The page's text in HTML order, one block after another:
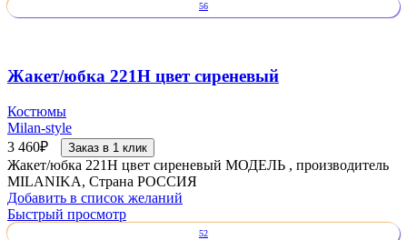
56
Жакет/юбка 221Н цвет сиреневый
Костюмы
Milan-style
3 460₽ Заказ в 1 клик
Жакет/юбка 221Н цвет сиреневый МОДЕЛЬ , производитель
MILANIKA, Страна РОССИЯ
Добавить в список желаний
Быстрый просмотр
52